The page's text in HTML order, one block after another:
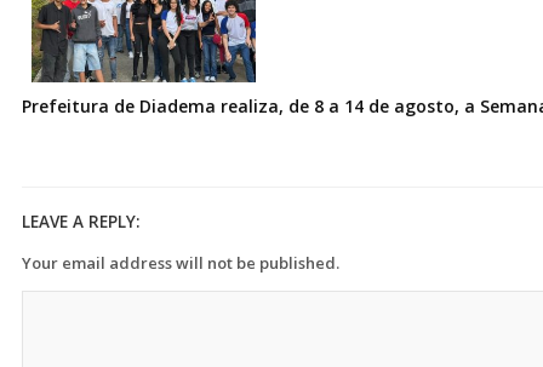
Prefeitura de Diadema realiza, de 8 a 14 de agosto, a
LEAVE A REPLY:
Your email address will not be published.